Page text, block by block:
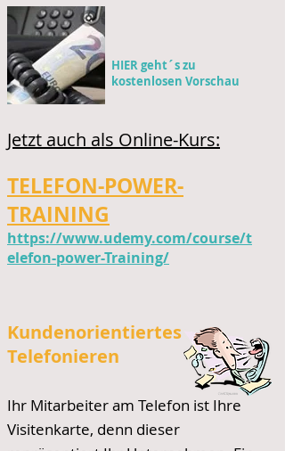
Jetzt auch als Online-Kurs:
TELEFON-POWER-
TRAINING
https://www.udemy.com/course/t
elefon-power-Training/
Kundenorientiertes
Telefonieren
Ihr Mitarbeiter am Telefon ist Ihre
Visitenkarte, denn dieser
HIER geht´s zu
kostenlosen Vorschau